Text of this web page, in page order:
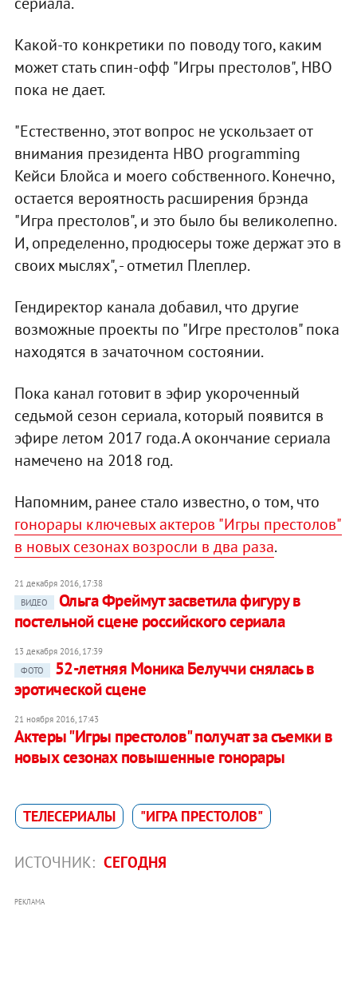
Какой-то конкретики по поводу того, каким
может стать спин-офф "Игры престолов", HBO
пока не дает.
"Естественно, этот вопрос не ускользает от
внимания президента HBO programming
Кейси Блойса и моего собственного. Конечно,
остается вероятность расширения брэнда
"Игра престолов", и это было бы великолепно.
И, определенно, продюсеры тоже держат это в
своих мыслях", - отметил Плеплер.
Гендиректор канала добавил, что другие
возможные проекты по "Игре престолов" пока
находятся в зачаточном состоянии.
Пока канал готовит в эфир укороченный
седьмой сезон сериала, который появится в
эфире летом 2017 года. А окончание сериала
намечено на 2018 год.
Напомним, ранее стало известно, о том, что
гонорары ключевых актеров "Игры престолов"
в новых сезонах возросли в два раза.
21 декабря 2016, 17:38
ВИДЕО
Ольга Фреймут засветила фигуру в
постельной сцене российского сериала
13 декабря 2016, 17:39
ФОТО
52-летняя Моника Белуччи снялась в
эротической сцене
21 ноября 2016, 17:43
Актеры "Игры престолов" получат за съемки в
новых сезонах повышенные гонорары
ТЕЛЕСЕРИАЛЫ "ИГРА ПРЕСТОЛОВ"
ИСТОЧНИК: СЕГОДНЯ
РЕКЛАМА